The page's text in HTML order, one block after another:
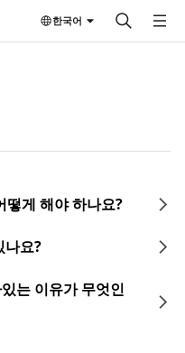
한국어
떻게 해야 하나요?
나요?
는 이유가 무엇인